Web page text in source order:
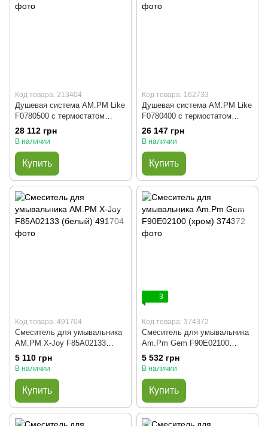
Код товара: 213404
Душевая система AM.PM Like
F0780500 с термостатом
(хром)
28 112 грн
В наличии
Купить
Код товара: 162733
Душевая система AM.PM Like
F0780400 с термостатом
(хром)
26 147 грн
В наличии
Купить
Код товара: 491704
Смеситель для умывальника
AM.PM X-Joy F85A02133
(белый)
5 110 грн
В наличии
Купить
3
Код товара: 374372
Смеситель для умывальника
Am.Pm Gem F90E02100
(хром)
5 532 грн
В наличии
Купить